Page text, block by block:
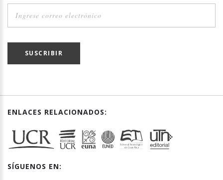
SUSCRIBIR
ENLACES RELACIONADOS:
SÍGUENOS EN: